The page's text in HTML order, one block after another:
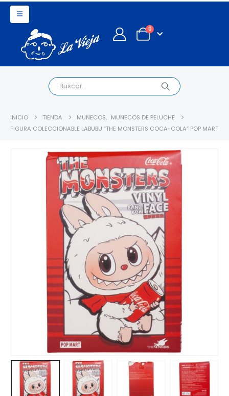
0
INICIO TIENDA MUÑECOS, MUÑECOS DE PELUCHE
FIGURA COLECCIONABLE LABUBU “THE MONSTERS COCA-COLA” POP MART